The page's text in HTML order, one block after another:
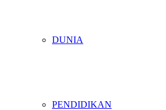
DUNIA
PENDIDIKAN